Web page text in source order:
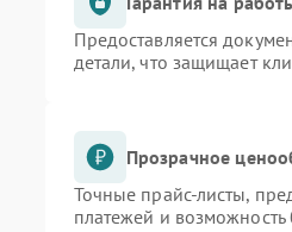
Предоставляется
детали, что защищает
Прозрачное
Точные прайс-листы,
платежей и возможность